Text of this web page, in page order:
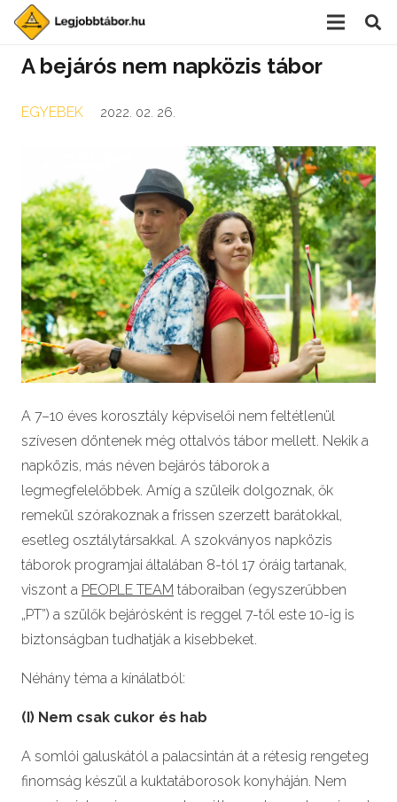
A bejárós nem napközis tábor
EGYEBEK 2022. 02. 26.
A 7–10 éves korosztály képviselői nem feltétlenül
szívesen döntenek még ottalvós tábor mellett. Nekik a
napközis, más néven bejárós táborok a
legmegfelelőbbek. Amíg a szüleik dolgoznak, ők
remekül szórakoznak a frissen szerzett barátokkal,
esetleg osztálytársakkal. A szokványos napközis
táborok programjai általában 8-tól 17 óráig tartanak,
viszont a PEOPLE TEAM táboraiban (egyszerűbben
„PT”) a szülők bejárósként is reggel 7-től este 10-ig is
biztonságban tudhatják a kisebbeket.
Néhány téma a kínálatból:
(I) Nem csak cukor és hab
A somlói galuskától a palacsintán át a rétesig rengeteg
finomság készül a kuktatáborosok konyháján. Nem